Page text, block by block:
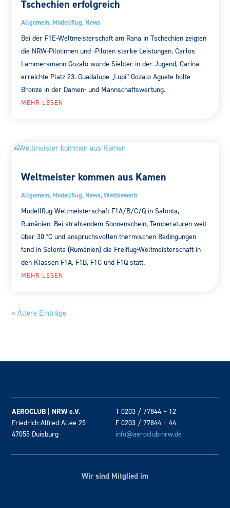
Tschechien erfolgreich
Allgemein, Modellflug, News
Bei der F1E-Weltmeisterschaft am Rana in Tschechien zeigten
die NRW-Pilotinnen und -Piloten starke Leistungen. Carlos
Lammersmann Gozalo wurde Siebter in der Jugend, Carina
erreichte Platz 23. Guadalupe „Lupi“ Gozalo Aguete holte
Bronze in der Damen- und Mannschaftswertung.
MEHR LESEN
Weltmeister kommen aus Kamen
Allgemein, Modellflug, News,Wettbewerb
Modellflug-Weltmeisterschaft F1A/B/C/Q in Salonta,
Rumänien: Bei strahlendem Sonnenschein, Temperaturen weit
über 30 °C und anspruchsvollen thermischen Bedingungen
fand in Salonta (Rumänien) die Freiflug-Weltmeisterschaft in
den Klassen F1A, F1B, F1C und F1Q statt.
MEHR LESEN
« Ältere Einträge
AEROCLUB | NRW e.V.
Friedrich-Alfred-Allee 25
47055 Duisburg
T 0203 / 77844 – 12
F 0203 / 77844 – 44
info@aeroclub-nrw.de
Wir sind Mitglied im